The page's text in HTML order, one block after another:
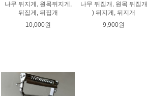
나무 뒤지게, 원목뒤지게,
뒤집게, 뒤집개
10,000원
나무 뒤집개, 원목 뒤집개
) 뒤지게, 뒤지개
9,900원